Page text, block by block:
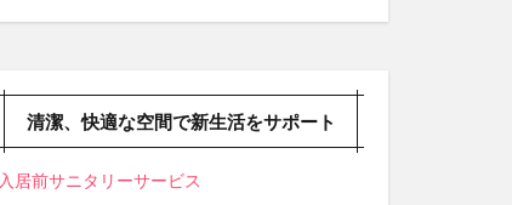
清潔、快適な空間で新生活をサポート
入居前サニタリーサービス